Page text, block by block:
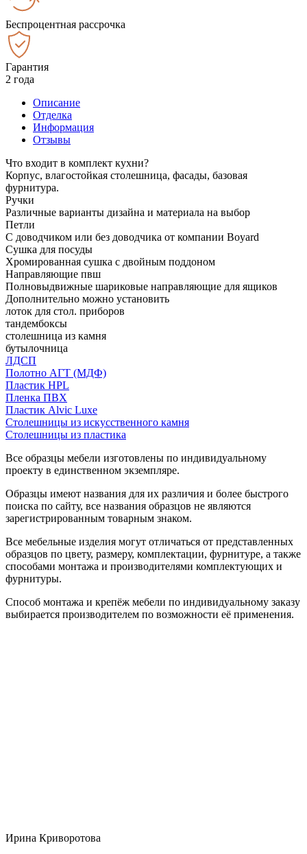
Беспроцентная рассрочка
Гарантия
2 года
Описание
Отделка
Информация
Отзывы
Что входит в комплект кухни?
Корпус, влагостойкая столешница, фасады, базовая
фурнитура.
Ручки
Различные варианты дизайна и материала на выбор
Петли
С доводчиком или без доводчика от компании Boyard
Сушка для посуды
Хромированная сушка с двойным поддоном
Направляющие пвш
Полновыдвижные шариковые направляющие для ящиков
Дополнительно можно установить
лоток для стол. приборов
тандембоксы
столешница из камня
бутылочница
ЛДСП
Полотно АГТ (МДФ)
Пластик HPL
Пленка ПВХ
Пластик Alvic Luxe
Столешницы из искусственного камня
Столешницы из пластика
Все образцы мебели изготовлены по индивидуальному
проекту в единственном экземпляре.
Образцы имеют названия для их различия и более быстрого
поиска по сайту, все названия образцов не являются
зарегистрированным товарным знаком.
Все мебельные изделия могут отличаться от представленных
образцов по цвету, размеру, комплектации, фурнитуре, а также
способами монтажа и производителями комплектующих и
фурнитуры.
Способ монтажа и крепёж мебели по индивидуальному заказу
выбирается производителем по возможности её применения.
Ирина Криворотова